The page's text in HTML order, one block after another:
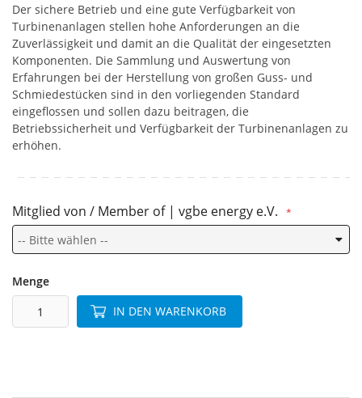
Der sichere Betrieb und eine gute Verfügbarkeit von
Turbinenanlagen stellen hohe Anforderungen an die
Zuverlässigkeit und damit an die Qualität der eingesetzten
Komponenten. Die Sammlung und Auswertung von
Erfahrungen bei der Herstellung von großen Guss- und
Schmiedestücken sind in den vorliegenden Standard
eingeflossen und sollen dazu beitragen, die
Betriebssicherheit und Verfügbarkeit der Turbinenanlagen zu
erhöhen.
Mitglied von / Member of | vgbe energy e.V.
Menge
IN DEN WARENKORB